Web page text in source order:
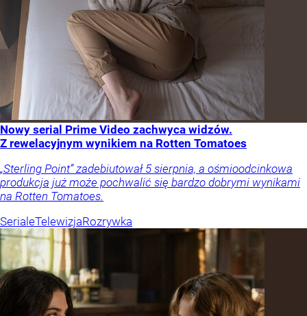
Nowy serial Prime Video zachwyca widzów.
Z rewelacyjnym wynikiem na Rotten Tomatoes
„Sterling Point” zadebiutował 5 sierpnia, a ośmioodcinkowa
produkcja już może pochwalić się bardzo dobrymi wynikami
na Rotten Tomatoes.
SerialeTelewizjaRozrywka